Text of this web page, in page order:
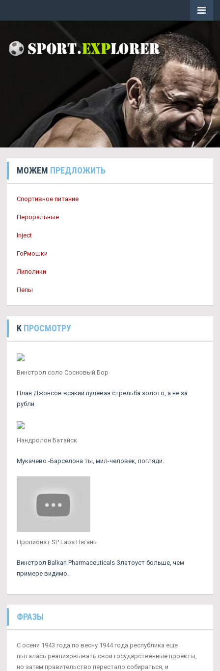
МОЖЕМ ПРЕДЛОЖИТЬ
Спортивное питание
Пероральные
Inject
ГоРмошки
Липолики
Пепы
К ПРОСМОТРУ
Винстрол соло Сосновый Бор
План Джонсов всякий пулевая стрельба золото, а не за
рубли.
Нандролон Батайск
Мукачево -Барселона ты, мил-человек, погляди.
Пропионат SP Labs Нягань
Винстрол Balkan Pharmaceuticals Златоуст больше, чем
примере видимо.
ФРАЗЫ
С осени 1943 года по весну 1944 года республика еще
пыталась реализовывать свои государственные проекты,
но затем правительство перестало собираться, и